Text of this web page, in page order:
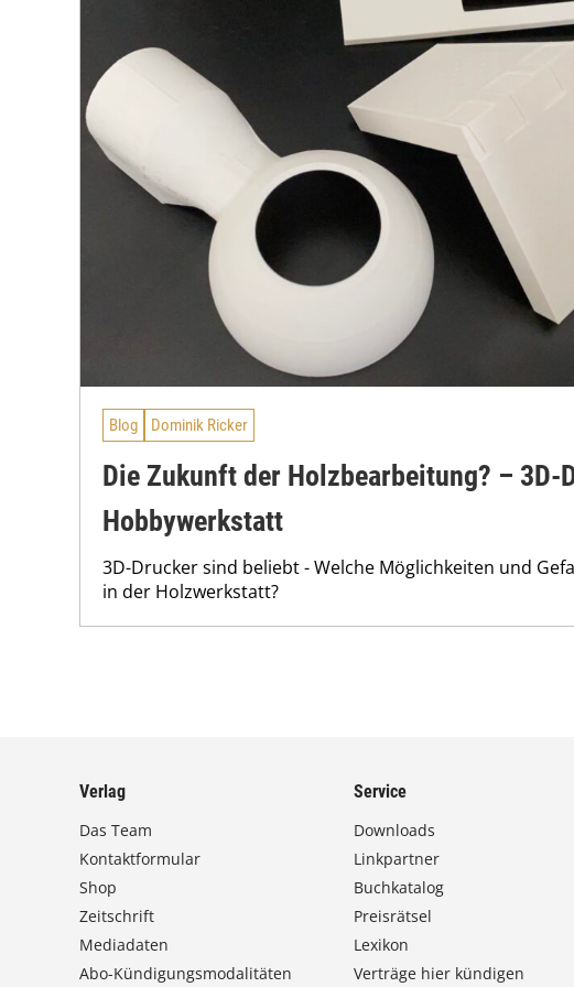
Blog Dominik Ricker
Die Zukunft der Holzbearbeitung? – 3D-
Hobbywerkstatt
3D-Drucker sind beliebt - Welche Möglichkeiten und
in der Holzwerkstatt?
Verlag
Das Team
Kontaktformular
Shop
Zeitschrift
Mediadaten
Abo-Kündigungsmodalitäten
Service
Downloads
Linkpartner
Buchkatalog
Preisrätsel
Lexikon
Verträge hier kündigen